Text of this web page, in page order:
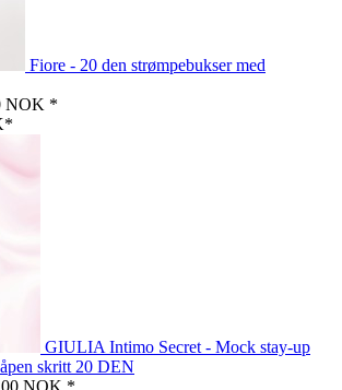
Fiore - 20 den strømpebukser med
NOK *
GIULIA Intimo Secret - Mock stay-up
skritt 20 DEN
NOK *